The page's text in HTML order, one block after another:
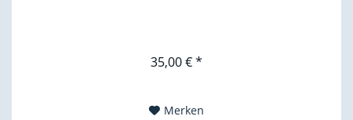
35,00 € *
Merken